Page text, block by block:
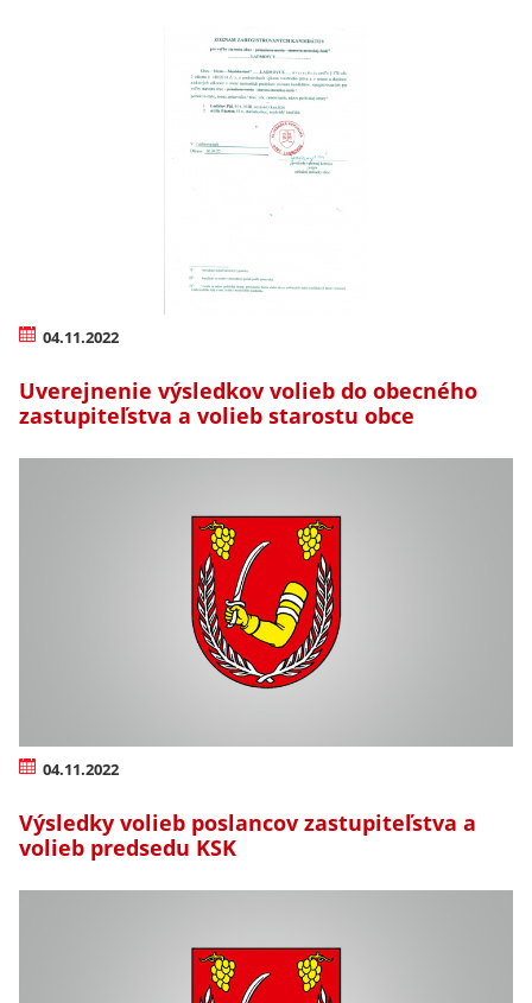
04.11.2022
Uverejnenie výsledkov volieb do obecného
zastupiteľstva a volieb starostu obce
04.11.2022
Výsledky volieb poslancov zastupiteľstva a
volieb predsedu KSK